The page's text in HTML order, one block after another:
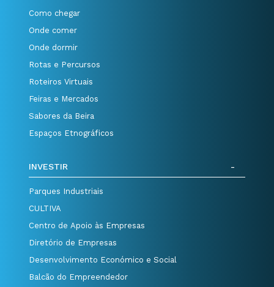
Como chegar
Onde comer
Onde dormir
Rotas e Percursos
Roteiros Virtuais
Feiras e Mercados
Sabores da Beira
Espaços Etnográficos
INVESTIR
Parques Industriais
CULTIVA
Centro de Apoio às Empresas
Diretório de Empresas
Desenvolvimento Económico e Social
Balcão do Empreendedor